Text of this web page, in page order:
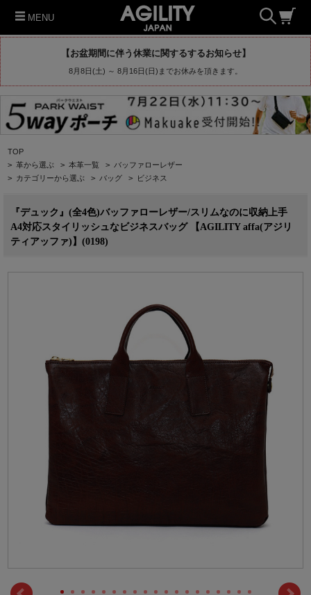
MENU
【お盆期間に伴う休業に関するするお知らせ】
8月8日(土) ～ 8月16日(日)までお休みを頂きます。
TOP
> 革から選ぶ > 本革一覧 > バッファローレザー
> カテゴリーから選ぶ > バッグ > ビジネス
『デュック』(全4色)バッファローレザー/スリムなのに収納上手
A4対応スタイリッシュなビジネスバッグ 【AGILITY affa(アジリ
ティアッファ)】(0198)